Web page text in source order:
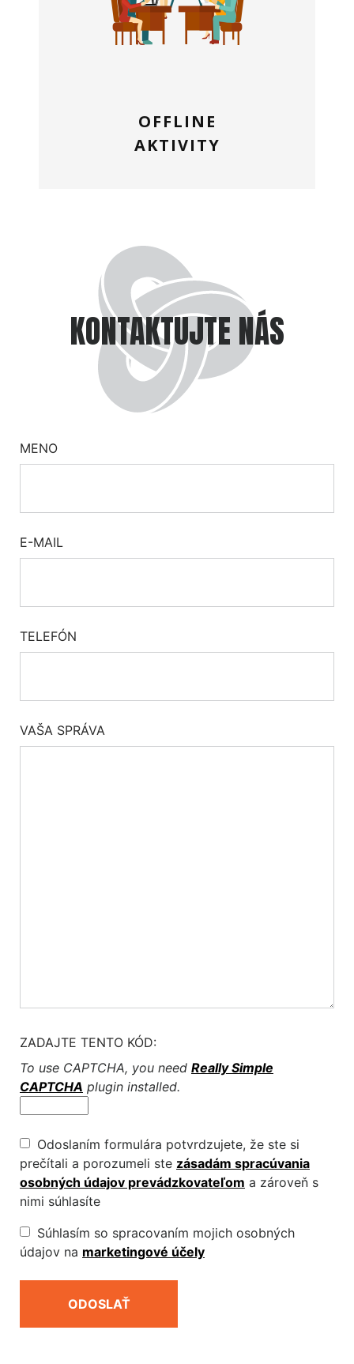
OFFLINE
AKTIVITY
KONTAKTUJTE NÁS
MENO
E-MAIL
TELEFÓN
VAŠA SPRÁVA
ZADAJTE TENTO KÓD:
To use CAPTCHA, you need Really Simple
CAPTCHA plugin installed.
Odoslaním formulára potvrdzujete, že ste si
prečítali a porozumeli ste zásadám spracúvania
osobných údajov prevádzkovateľom a zároveň s
nimi súhlasíte
Súhlasím so spracovaním mojich osobných
údajov na marketingové účely